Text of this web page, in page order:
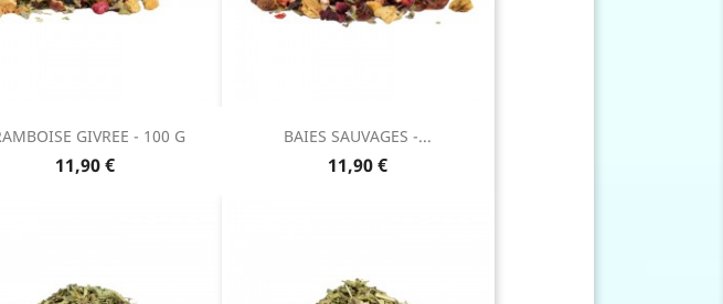
GIVREE - 100 G
Prix
11,90 €
BAIES SAUVAGES -...
Prix
11,90 €